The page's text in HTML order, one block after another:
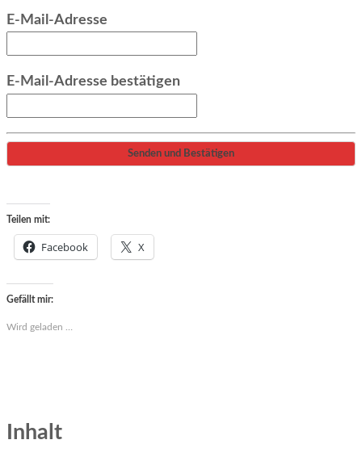
E-Mail-Adresse
E-Mail-Adresse bestätigen
Teilen mit:
Facebook X
Gefällt mir:
Wird geladen …
Inhalt